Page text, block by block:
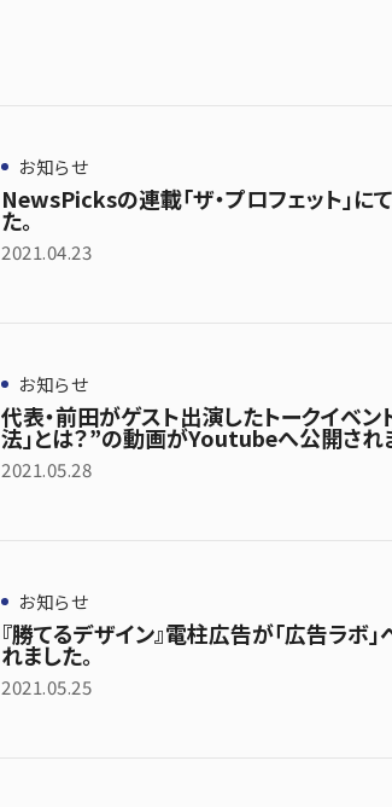
お知らせ
NewsPicksの連載「ザ・プロフェット」
た。
2021.04.23
お知らせ
代表・前田がゲスト出演したトークイベ
法」とは？”の動画がYoutubeへ公開され
2021.05.28
お知らせ
『勝てるデザイン』電柱広告が「広告ラ
れました。
2021.05.25